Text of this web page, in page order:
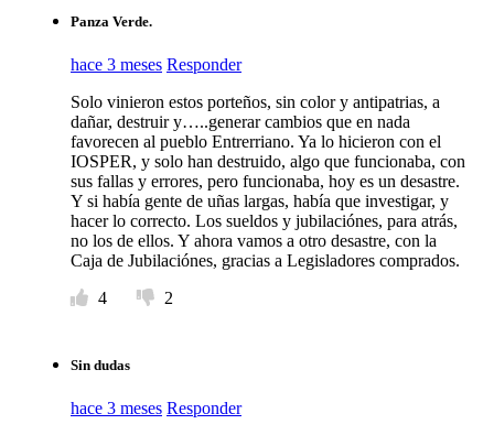
Panza Verde.
hace 3 meses Responder
Solo vinieron estos porteños, sin color y antipatrias, a
dañar, destruir y…..generar cambios que en nada
favorecen al pueblo Entrerriano. Ya lo hicieron con el
IOSPER, y solo han destruido, algo que funcionaba, con
sus fallas y errores, pero funcionaba, hoy es un desastre.
Y si había gente de uñas largas, había que investigar, y
hacer lo correcto. Los sueldos y jubilaciónes, para atrás,
no los de ellos. Y ahora vamos a otro desastre, con la
Caja de Jubilaciónes, gracias a Legisladores comprados.
4
2
Sin dudas
hace 3 meses Responder